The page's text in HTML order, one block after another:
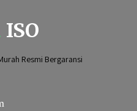
ISO
Resmi Bergaransi